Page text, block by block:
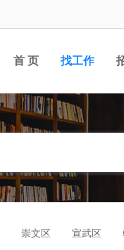
首 页 找工作
崇文区 宣武区